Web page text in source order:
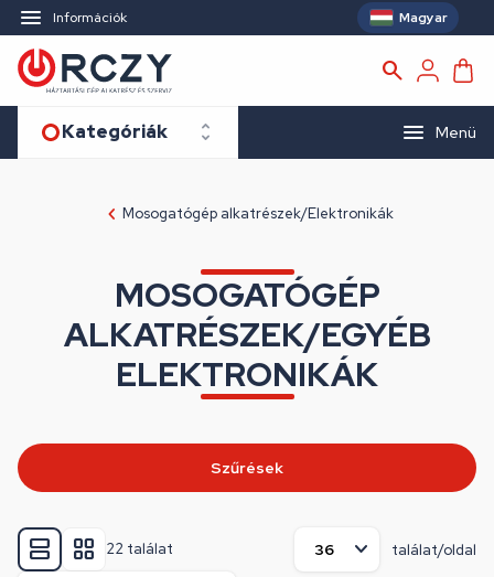
Információk Magyar
Kategóriák Menü
Mosogatógép alkatrészek/Elektronikák
MOSOGATÓGÉP
ALKATRÉSZEK/EGYÉB
ELEKTRONIKÁK
22 találat találat/oldal
Szűrések